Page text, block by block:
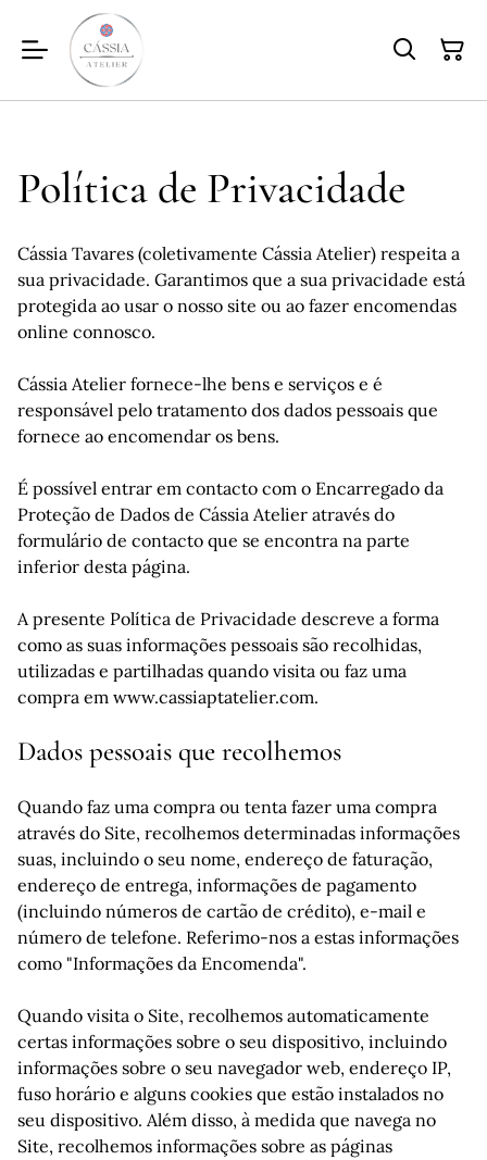
Política de Privacidade
Cássia Tavares (coletivamente Cássia Atelier) respeita a
sua privacidade. Garantimos que a sua privacidade está
protegida ao usar o nosso site ou ao fazer encomendas
online connosco.
Cássia Atelier fornece-lhe bens e serviços e é
responsável pelo tratamento dos dados pessoais que
fornece ao encomendar os bens.
É possível entrar em contacto com o Encarregado da
Proteção de Dados de Cássia Atelier através do
formulário de contacto que se encontra na parte
inferior desta página.
A presente Política de Privacidade descreve a forma
como as suas informações pessoais são recolhidas,
utilizadas e partilhadas quando visita ou faz uma
compra em www.cassiaptatelier.com.
Dados pessoais que recolhemos
Quando faz uma compra ou tenta fazer uma compra
através do Site, recolhemos determinadas informações
suas, incluindo o seu nome, endereço de faturação,
endereço de entrega, informações de pagamento
(incluindo números de cartão de crédito), e-mail e
número de telefone. Referimo-nos a estas informações
como "Informações da Encomenda".
Quando visita o Site, recolhemos automaticamente
certas informações sobre o seu dispositivo, incluindo
informações sobre o seu navegador web, endereço IP,
fuso horário e alguns cookies que estão instalados no
seu dispositivo. Além disso, à medida que navega no
Site, recolhemos informações sobre as páginas